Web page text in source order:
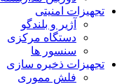
تجهیزات امنیتی
آژیر و بلندگو
دستگاه مرکزی
سنسور ها
تجهیزات ذخیره سازی
فلش مموری